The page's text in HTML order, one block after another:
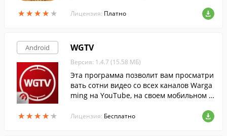
★★★★ ★
★★★★ ★ Лицензия: Платно
Android
★★★★★
★★★★★
WGTV
Версия: 1.4.7 (15.58 МБ)
Эта программа позволит вам просматри
вать сотни видео со всех каналов Warga
ming на YouTube, на своем мобильном у
Лицензия: Бесплатно